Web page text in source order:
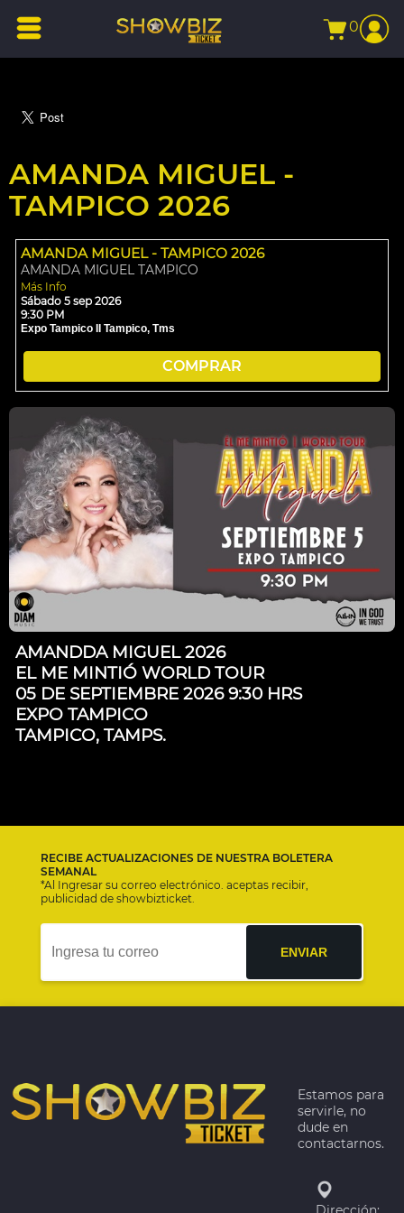
0
AMANDA MIGUEL -
TAMPICO 2026
AMANDA MIGUEL - TAMPICO 2026
AMANDA MIGUEL TAMPICO
Más Info
Sábado 5 sep 2026
9:30 PM
Expo Tampico II Tampico, Tms
COMPRAR
AMANDDA MIGUEL 2026
EL ME MINTIÓ WORLD TOUR
05 DE SEPTIEMBRE 2026 9:30 HRS
EXPO TAMPICO
TAMPICO, TAMPS.
RECIBE ACTUALIZACIONES DE NUESTRA BOLETERA
SEMANAL
*Al Ingresar su correo electrónico. aceptas recibir,
publicidad de showbizticket.
ENVIAR
Estamos para
servirle, no
dude en
contactarnos.